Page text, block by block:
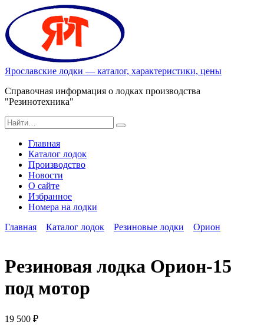
Перейти
содержанию
Ярославские лодки — каталог, характеристики, цены
Справочная информация о лодках производства
"Резинотехника"
Search
for:
Главная
Каталог лодок
Производство
Новости
О сайте
Избранное
Номера на лодки
Главная
Каталог лодок Резиновые лодки Орион
Резиновая лодка Орион-15
под мотор
19 500 ₽